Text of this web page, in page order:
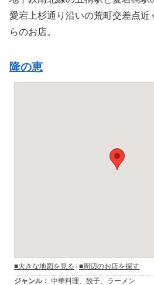
愛宕上杉通り沿いの荒町交差点近
らのお店。
隆の恵